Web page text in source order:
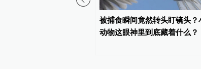
被捕食瞬间竟然转头盯镜头？
动物这眼神里到底藏着什么？